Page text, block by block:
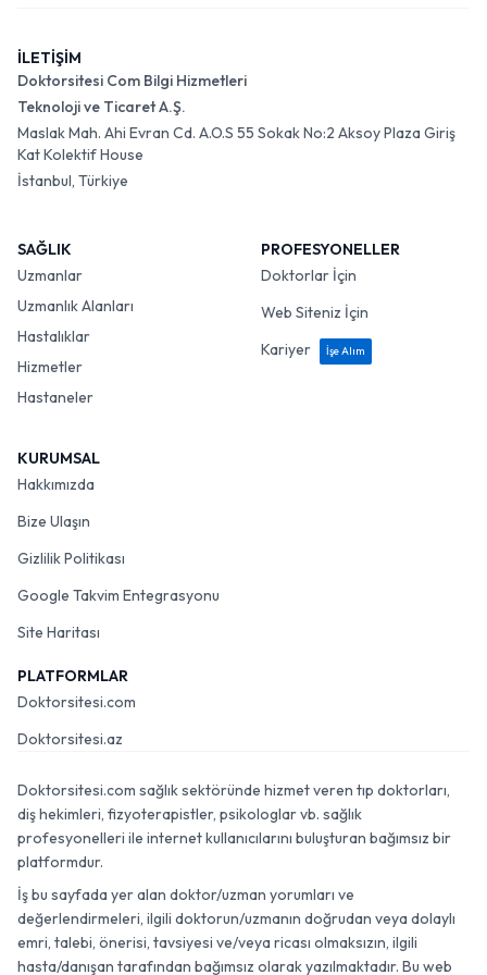
İLETİŞİM
Doktorsitesi Com Bilgi Hizmetleri
Teknoloji ve Ticaret A.Ş.
Maslak Mah. Ahi Evran Cd. A.O.S 55 Sokak No:2 Aksoy Plaza Giriş
Kat Kolektif House
İstanbul, Türkiye
SAĞLIK
Uzmanlar
Uzmanlık Alanları
Hastalıklar
Hizmetler
Hastaneler
PROFESYONELLER
Doktorlar İçin
Web Siteniz İçin
Kariyer
İşe Alım
KURUMSAL
Hakkımızda
Bize Ulaşın
Gizlilik Politikası
Google Takvim Entegrasyonu
Site Haritası
PLATFORMLAR
Doktorsitesi.com
Doktorsitesi.az
Doktorsitesi.com sağlık sektöründe hizmet veren tıp doktorları,
diş hekimleri, fizyoterapistler, psikologlar vb. sağlık
profesyonelleri ile internet kullanıcılarını buluşturan bağımsız bir
platformdur.
İş bu sayfada yer alan doktor/uzman yorumları ve
değerlendirmeleri, ilgili doktorun/uzmanın doğrudan veya dolaylı
emri, talebi, önerisi, tavsiyesi ve/veya ricası olmaksızın, ilgili
hasta/danışan tarafından bağımsız olarak yazılmaktadır. Bu web